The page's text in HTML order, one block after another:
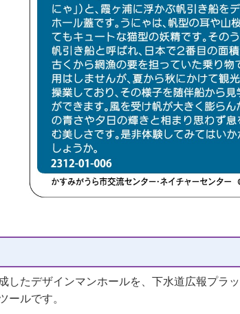
たデザインマンホールを、下水道広報プラ
ールです。